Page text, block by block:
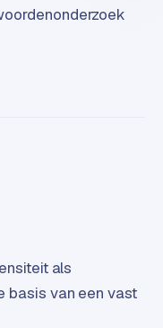
als
basis van een vast